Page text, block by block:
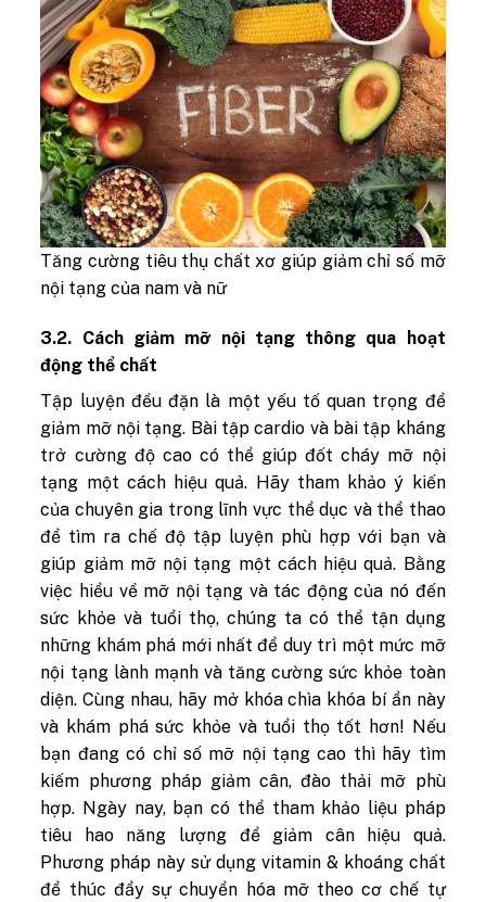
Tăng cường tiêu thụ chất xơ giúp giảm chỉ số mỡ
nội tạng của nam và nữ
3.2. Cách giảm mỡ nội tạng thông qua hoạt
động thể chất
Tập luyện đều đặn là một yếu tố quan trọng để
giảm mỡ nội tạng. Bài tập cardio và bài tập kháng
trở cường độ cao có thể giúp đốt cháy mỡ nội
tạng một cách hiệu quả. Hãy tham khảo ý kiến
của chuyên gia trong lĩnh vực thể dục và thể thao
để tìm ra chế độ tập luyện phù hợp với bạn và
giúp giảm mỡ nội tạng một cách hiệu quả. Bằng
việc hiểu về mỡ nội tạng và tác động của nó đến
sức khỏe và tuổi thọ, chúng ta có thể tận dụng
những khám phá mới nhất để duy trì một mức mỡ
nội tạng lành mạnh và tăng cường sức khỏe toàn
diện. Cùng nhau, hãy mở khóa chìa khóa bí ẩn này
và khám phá sức khỏe và tuổi thọ tốt hơn! Nếu
bạn đang có chỉ số mỡ nội tạng cao thì hãy tìm
kiếm phương pháp giảm cân, đào thải mỡ phù
hợp. Ngày nay, bạn có thể tham khảo liệu pháp
tiêu hao năng lượng để giảm cân hiệu quả.
Phương pháp này sử dụng vitamin & khoáng chất
để thúc đẩy sự chuyển hóa mỡ theo cơ chế tự